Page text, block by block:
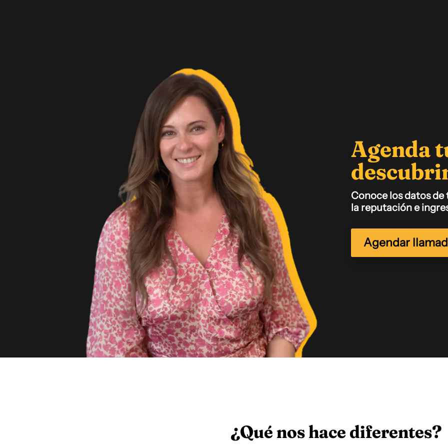
Agenda
Conoce los datos
la reputación e
Agendar
¿Qué nos hace diferentes?